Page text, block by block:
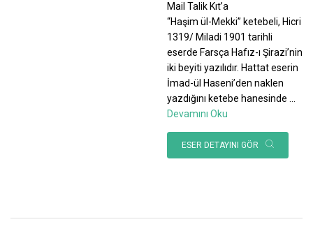
Mail Talik Kıt’a
“Haşim ül-Mekki” ketebeli, Hicri
1319/ Miladi 1901 tarihli
eserde Farsça Hafız-ı Şirazi’nin
iki beyiti yazılıdır. Hattat eserin
İmad-ül Haseni’den naklen
yazdığını ketebe hanesinde
Devamını Oku
ESER DETAYINI GÖR